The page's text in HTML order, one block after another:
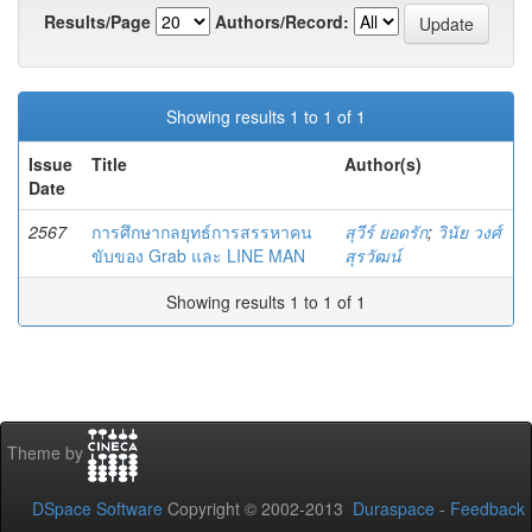
Results/Page
Authors/Record:
Showing results 1 to 1 of 1
Issue
Date
Title Author(s)
2567
การศึกษากลยุทธ์การสรรหาคน
ขับของ Grab และ LINE MAN
สุวีร์ ยอดรัก; วินัย วงศ์
สุรวัฒน์
Showing results 1 to 1 of 1
Theme by
DSpace Software Copyright © 2002-2013 Duraspace - Feedback